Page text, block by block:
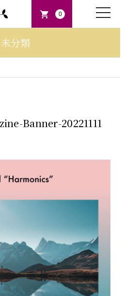
0
toggle
未分類
Banner-20221111